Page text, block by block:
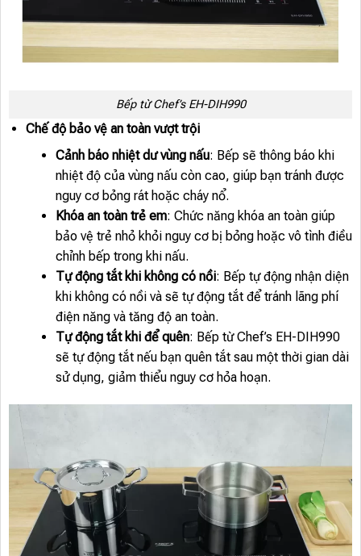
Bếp từ Chef’s EH-DIH990
Chế độ bảo vệ an toàn vượt trội
Cảnh báo nhiệt dư vùng nấu: Bếp sẽ thông báo khi
nhiệt độ của vùng nấu còn cao, giúp bạn tránh được
nguy cơ bỏng rát hoặc cháy nổ.
Khóa an toàn trẻ em: Chức năng khóa an toàn giúp
bảo vệ trẻ nhỏ khỏi nguy cơ bị bỏng hoặc vô tình điều
chỉnh bếp trong khi nấu.
Tự động tắt khi không có nồi: Bếp tự động nhận diện
khi không có nồi và sẽ tự động tắt để tránh lãng phí
điện năng và tăng độ an toàn.
Tự động tắt khi để quên: Bếp từ Chef’s EH-DIH990
sẽ tự động tắt nếu bạn quên tắt sau một thời gian dài
sử dụng, giảm thiểu nguy cơ hỏa hoạn.